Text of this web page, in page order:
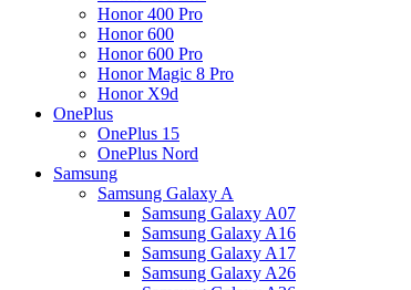
Honor 400 Pro
Honor 600
Honor 600 Pro
Honor Magic 8 Pro
Honor X9d
OnePlus
OnePlus 15
OnePlus Nord
Samsung
Samsung Galaxy A
Samsung Galaxy A07
Samsung Galaxy A16
Samsung Galaxy A17
Samsung Galaxy A26